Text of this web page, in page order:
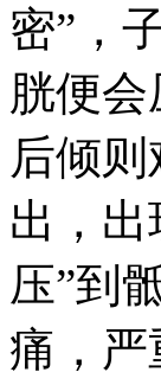
密”，
胱便
后倾
出，
压”到
痛，